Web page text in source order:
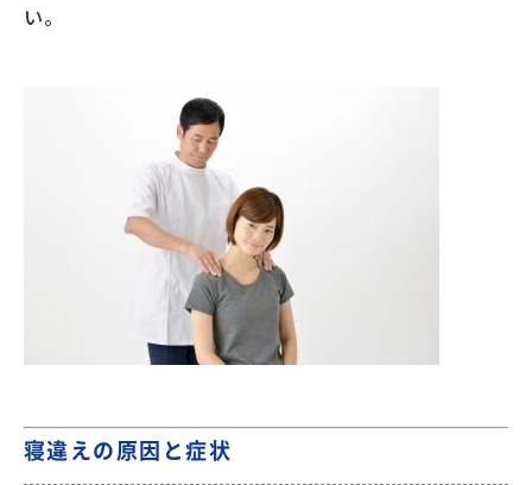
い。
寝違えの原因と症状